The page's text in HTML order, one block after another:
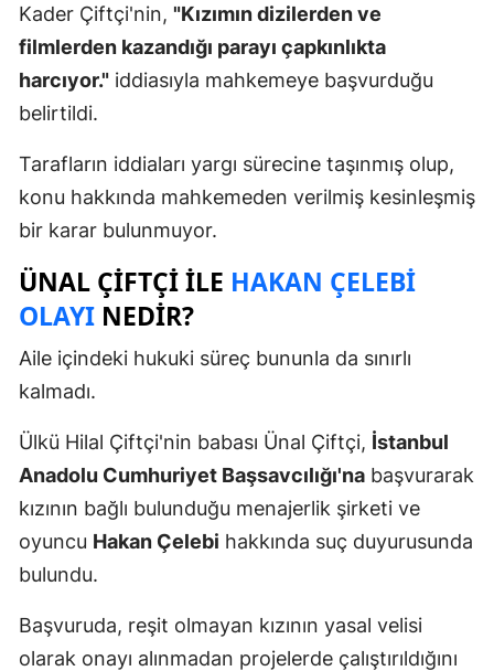
Kader Çiftçi'nin, "Kızımın dizilerden ve
filmlerden kazandığı parayı çapkınlıkta
harcıyor." iddiasıyla mahkemeye başvurduğu
belirtildi.
Tarafların iddiaları yargı sürecine taşınmış olup,
konu hakkında mahkemeden verilmiş kesinleşmiş
bir karar bulunmuyor.
ÜNAL ÇIFTÇI ILE HAKAN ÇELEBI
OLAYI NEDIR?
Aile içindeki hukuki süreç bununla da sınırlı
kalmadı.
Ülkü Hilal Çiftçi'nin babası Ünal Çiftçi, İstanbul
Anadolu Cumhuriyet Başsavcılığı'na başvurarak
kızının bağlı bulunduğu menajerlik şirketi ve
oyuncu Hakan Çelebi hakkında suç duyurusunda
bulundu.
Başvuruda, reşit olmayan kızının yasal velisi
olarak onayı alınmadan projelerde çalıştırıldığını